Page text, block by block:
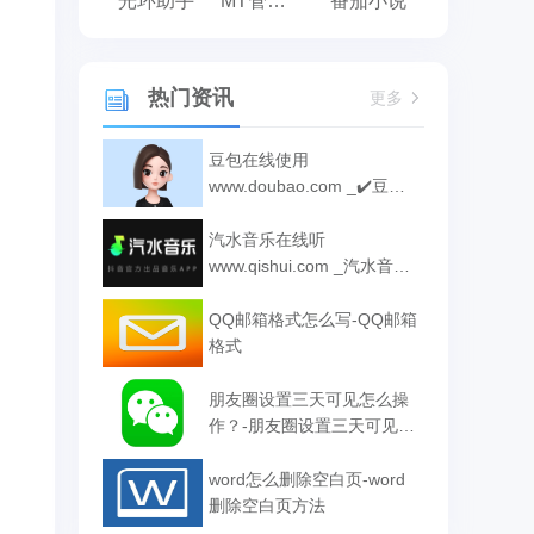
热门资讯 更多
豆包在线使用
www.doubao.com _✔️豆包
汽水音乐在线听
www.qishui.com _汽水音乐
QQ邮箱格式怎么写-QQ邮箱
格式
朋友圈设置三天可见怎么操
作？-朋友圈设置三天可见方
word怎么删除空白页-word
删除空白页方法